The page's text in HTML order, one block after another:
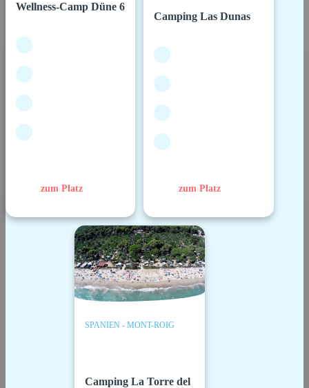
Wellness-Camp Düne 6
zum Platz
Camping Las Dunas
zum Platz
SPANIEN - MONT-ROIG
Camping La Torre del